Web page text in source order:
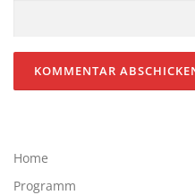
Home
Programm